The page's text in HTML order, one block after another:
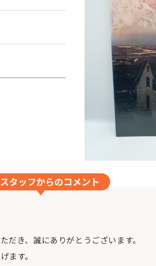
タッフからのコメント
だき、誠にありがとうございます。
ます。